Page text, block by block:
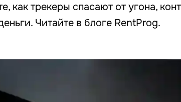
как трекеры спасают от угона,
Читайте в блоге RentProg.